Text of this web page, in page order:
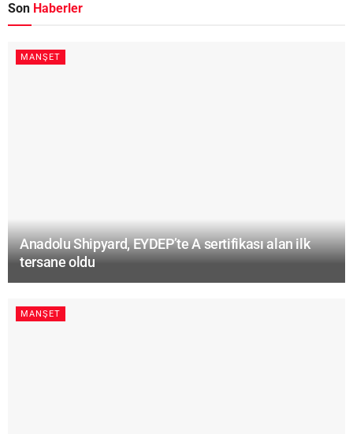
Son Haberler
MANŞET
Anadolu Shipyard, EYDEP’te A sertifikası alan ilk
tersane oldu
MANŞET